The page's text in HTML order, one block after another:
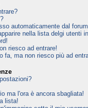
automaticamente dal
nella lista delgi utenti
riesco ad entrare!
fa, ma non riesco più ad
ma l'ora è ancora sbagliata!
lista!